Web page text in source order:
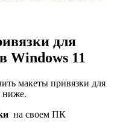
для
Windows 11
макеты привязки для
ниже.
на своем ПК